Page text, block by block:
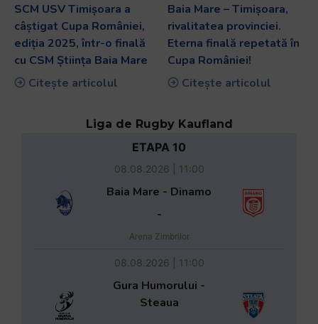
SCM USV Timișoara a
câștigat Cupa României,
ediția 2025, într-o finală
cu CSM Știința Baia Mare
Citește articolul
Baia Mare – Timișoara,
rivalitatea provinciei.
Eterna finală repetată în
Cupa României!
Citește articolul
Liga de Rugby Kaufland
ETAPA 10
08.08.2026 | 11:00
Baia Mare - Dinamo
-
Arena Zimbrilor
08.08.2026 | 11:00
Gura Humorului -
Steaua